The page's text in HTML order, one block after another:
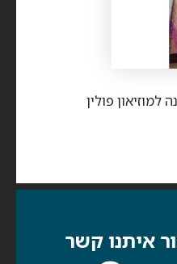
למוזיאון פולין
איתנו קשר